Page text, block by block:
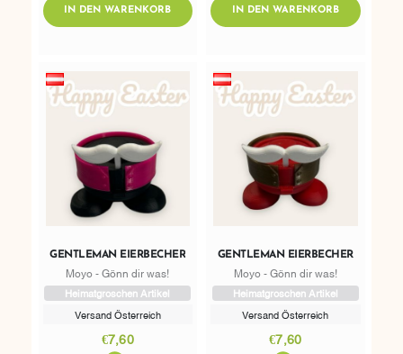
IN DEN WARENKORBADDTOCART IN DEN WARENKORBADDTOCART
GENTLEMAN EIERBECHER
Moyo - Gönn dir was!
Heimatgroschen Artikel
Versand Österreich
€7,60
GENTLEMAN EIERBECHER
Moyo - Gönn dir was!
Heimatgroschen Artikel
Versand Österreich
€7,60